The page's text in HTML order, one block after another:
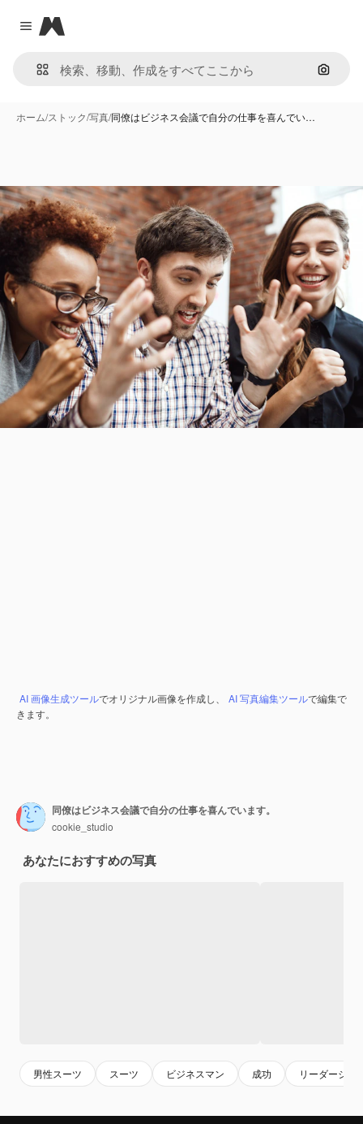
Close menu
Magnific
画像で
ホーム/ストック/写真/同僚はビジネス会議で自分の仕事を喜んでい…
AI 画像生成ツールでオリジナル画像を作成し、 AI 写真編集ツールで編集で
きます。
同僚はビジネス会議で自分の仕事を喜んでいます。
cookie_studio
あなたにおすすめの写真
男性スーツ スーツ ビジネスマン 成功 リーダーシッ